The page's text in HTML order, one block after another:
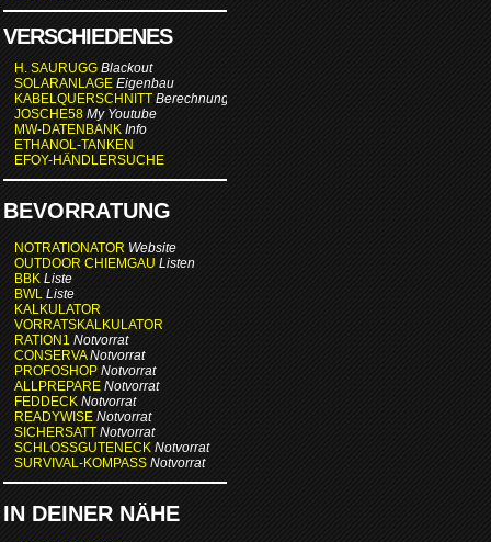
VERSCHIEDENES
H. SAURUGG Blackout
SOLARANLAGE Eigenbau
KABELQUERSCHNITT Berechnung
JOSCHE58 My Youtube
MW-DATENBANK Info
ETHANOL-TANKEN
EFOY-HÄNDLERSUCHE
BEVORRATUNG
NOTRATIONATOR Website
OUTDOOR CHIEMGAU Listen
BBK Liste
BWL Liste
KALKULATOR
VORRATSKALKULATOR
RATION1 Notvorrat
CONSERVA Notvorrat
PROFOSHOP Notvorrat
ALLPREPARE Notvorrat
FEDDECK Notvorrat
READYWISE Notvorrat
SICHERSATT Notvorrat
SCHLOSSGUTENECK Notvorrat
SURVIVAL-KOMPASS Notvorrat
IN DEINER NÄHE